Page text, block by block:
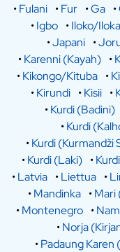
•Fulani •Fur •Ga •
•Igbo •Iloko/
•Japani •
•Karenni (Kayah) •
•Kikongo/Kituba •
•Kirundi •Kisii •
•Kurdi (Badini)
•Kurdi
•Kurdi (Kurmandži
•Kurdi (Laki) •
•Latvia •Liettua •
•Mandinka •Mari
•Montenegro •
•Norja
•Padaung Karen